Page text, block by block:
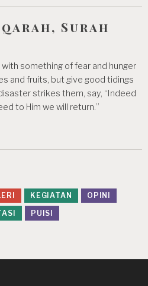
Surah
something of fear and hunger
and fruits, but give good tidings
strikes them, say, “Indeed
to Him we will return.”
KEGIATAN
OPINI
PUISI